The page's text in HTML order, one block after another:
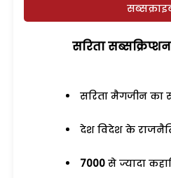
सरिता
सरिता मैगजीन का
देश विदेश के
7000 से ज्यादा